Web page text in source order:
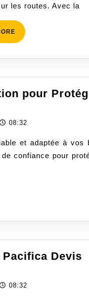
les routes. Avec la
READ
MORE
pour
08:32
et adaptée à vos
confiance pour
Devis
08:32